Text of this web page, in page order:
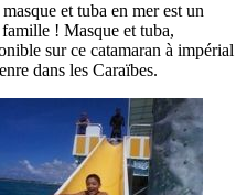
et tuba en mer est un
! Masque et tuba,
sur ce catamaran à impérial
dans les Caraïbes.